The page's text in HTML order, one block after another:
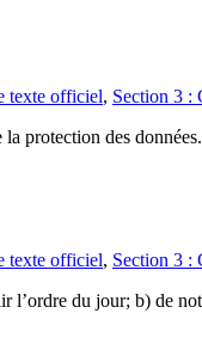
texte officiel, Section 3 :
protection des
texte officiel, Section 3 :
du jour; b) de